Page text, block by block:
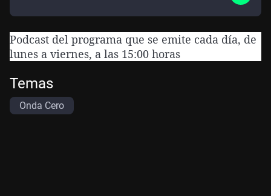
Podcast del programa que se emite cada día, de
lunes a viernes, a las 15:00 horas
Temas
Onda Cero